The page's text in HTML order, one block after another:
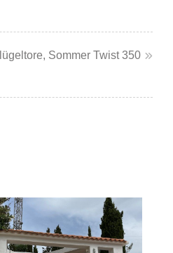
Sommer Twist 350